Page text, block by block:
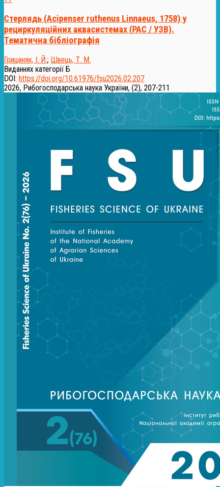
Стерлядь (Acipenser ruthenus Linnaeus, 1758) у
рециркуляційних аквасистемах (РАС / УЗВ).
Тематична бібліографія
Грициняк, І. Й.; Швець, Т. М.
Виданнях категорії Б
DOI: https://doi.org/10.61976/fsu2026.02.207
2026, Рибогосподарська наука України, (2), 207-211